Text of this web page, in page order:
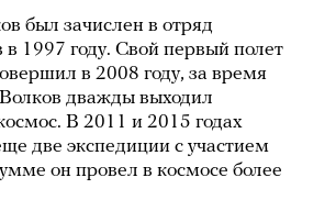
был зачислен в отряд
в 1997 году. Свой первый полет
в 2008 году, за время
дважды выходил
В 2011 и 2015 годах
две экспедиции с участием
он провел в космосе более